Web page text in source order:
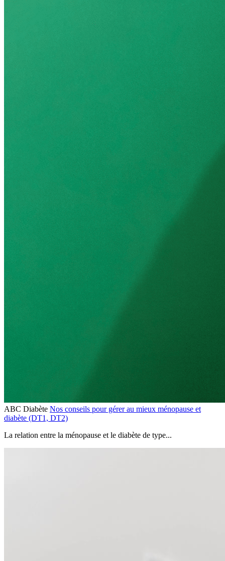
ABC Diabète Nos conseils pour gérer au mieux ménopause et
diabète (DT1, DT2)
La relation entre la ménopause et le diabète de type...